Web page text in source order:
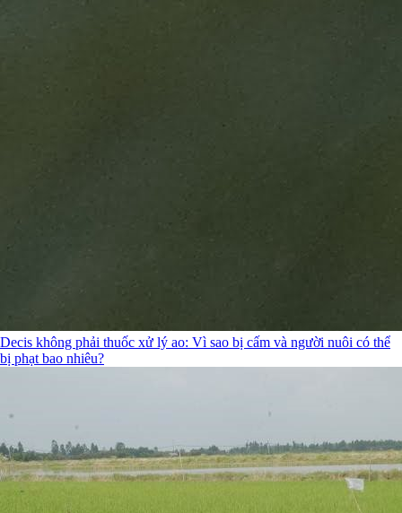
Decis không phải thuốc xử lý ao: Vì sao bị cấm và người nuôi có thể
bị phạt bao nhiêu?